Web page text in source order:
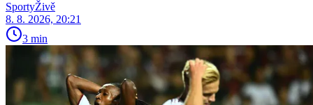
SportyŽivě
8. 8. 2026, 20:21
3 min